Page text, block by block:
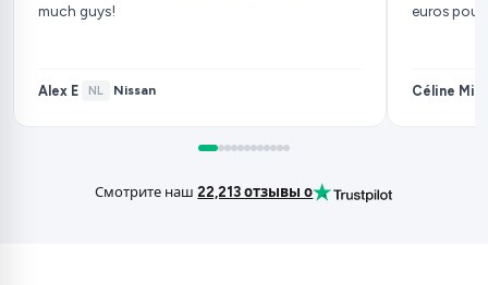
much guys!
Alex E· NL ·Nissan
euros pour
Céline
Смотрите наш22,213 отзывы о